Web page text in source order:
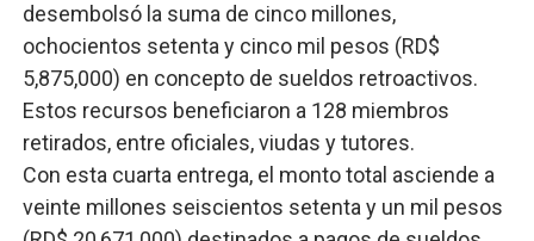
JCE flexibiliza renovación de cédula: adiós al orden
Restaurante Amigos es reconocido por sus cuatro
Banco Popular escala 17 posiciones en los mil
SNS y el SRSO actualizan Manual de Comunicación
desembolsó la suma de cinco millones,
ochocientos setenta y cinco mil pesos (RD$
5,875,000) en concepto de sueldos retroactivos.
Estos recursos beneficiaron a 128 miembros
retirados, entre oficiales, viudas y tutores.
Con esta cuarta entrega, el monto total asciende a
veinte millones seiscientos setenta y un mil pesos